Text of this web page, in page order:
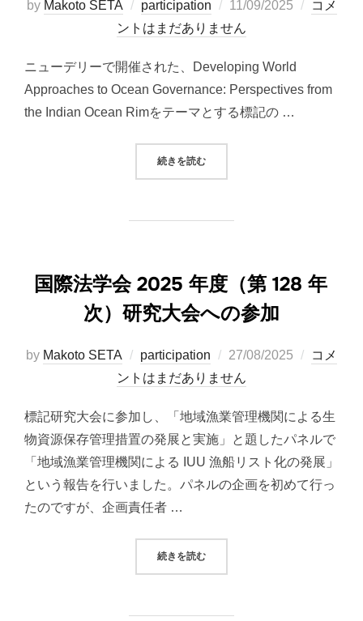
by Makoto SETA participation
投
稿
11/09/2025
コメ
ントはまだありません
ニューデリーで開催された、Developing World
Approaches to Ocean Governance: Perspectives from
the Indian Ocean Rimをテーマとする標記の …
続きを読む“THE 48TH CONFERENCE ON
国際法学会 2025 年度（第 128 年
次）研究大会への参加
by Makoto SETA participation
投
稿
27/08/2025
コメ
ントはまだありません
標記研究大会に参加し、「地域漁業管理機関による生
物資源保存管理措置の発展と実施」と題したパネルで
「地域漁業管理機関による IUU 漁船リスト化の発展」
という報告を行いました。パネルの企画を初めて行っ
たのですが、企画責任者 …
続きを読む“国際法学会 2025 年度（第 128 年